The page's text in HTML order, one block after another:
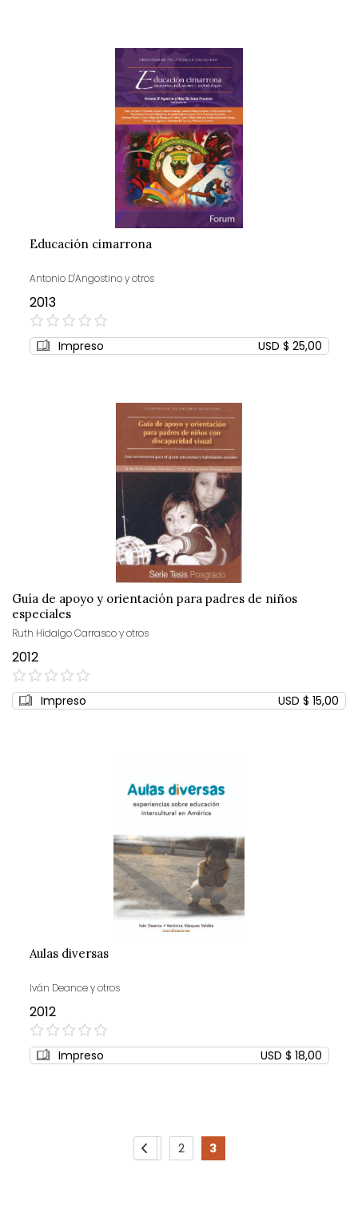
Educación cimarrona
Antonio D'Angostino y otros
2013
0%
Impreso USD $ 25,00
Guía de apoyo y orientación para padres de niños
especiales
Ruth Hidalgo Carrasco y otros
2012
0%
Impreso USD $ 15,00
Aulas diversas
Iván Deance y otros
2012
0%
Impreso USD $ 18,00
Page
Page
Previous
Page Page
2
You're
3